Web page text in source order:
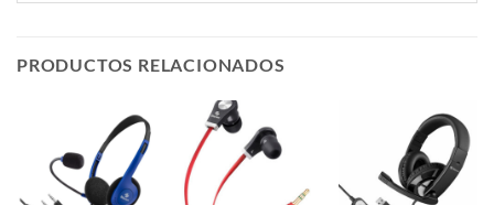
PRODUCTOS RELACIONADOS